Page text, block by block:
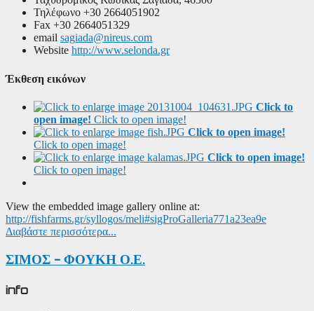
Τηλέφωνο +30 2664051902
Fax +30 2664051329
email sagiada@nireus.com
Website http://www.selonda.gr
Έκθεση εικόνων
Click to
open image! Click to open image!
Click to open image!
Click to open image!
Click to open image!
Click to open image!
View the embedded image gallery online at:
http://fishfarms.gr/syllogos/meli#sigProGalleria771a23ea9e
Διαβάστε περισσότερα...
ΣΙΜΟΣ - ΦΟΥΚΗ Ο.Ε.
info